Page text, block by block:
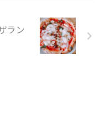
ラン